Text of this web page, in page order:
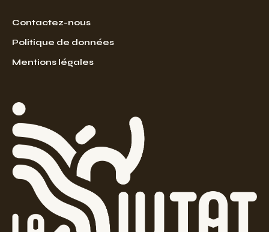
Contactez-nous
Politique de données
Mentions légales